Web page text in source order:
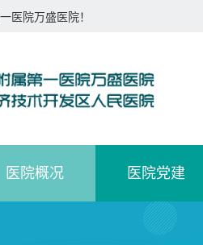
医院万盛医院！
医院概况 医院党建